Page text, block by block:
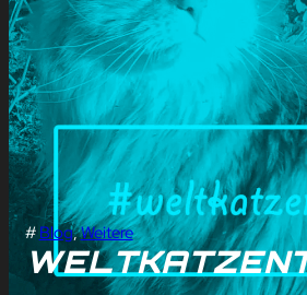
# Blog, Weitere